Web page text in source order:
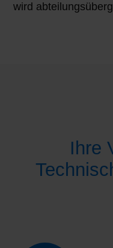
wird
Ihre